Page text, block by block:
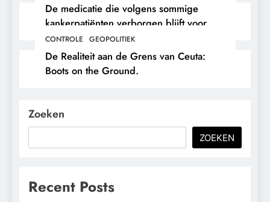
De medicatie die volgens sommige
kankerpatiënten verborgen blijft voor
hun eigen arts.
CONTROLE GEOPOLITIEK
De Realiteit aan de Grens van Ceuta:
Boots on the Ground.
Zoeken
ZOEKEN
Recent Posts